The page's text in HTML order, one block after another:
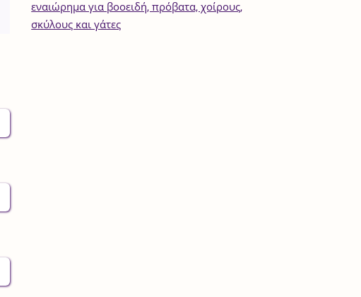
εναιώρημα για βοοειδή, πρόβατα, χοίρους,
σκύλους και γάτες